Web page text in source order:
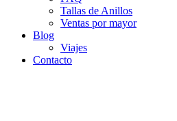
Tallas de Anillos
Ventas por mayor
Blog
Viajes
Contacto